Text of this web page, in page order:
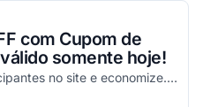
com Cupom de
somente hoje!
Confira cursos e planos participantes no site e economize. Copie agora!